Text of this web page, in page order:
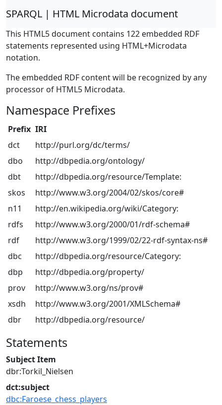
SPARQL | HTML Microdata document
This HTML5 document contains 122 embedded RDF
statements represented using HTML+Microdata
notation.
The embedded RDF content will be recognized by any
processor of HTML5 Microdata.
Namespace Prefixes
Prefix IRI
dct
http://purl.org/dc/terms/
dbo
http://dbpedia.org/ontology/
dbt
http://dbpedia.org/resource/Template:
skos
http://www.w3.org/2004/02/skos/core#
n11
http://en.wikipedia.org/wiki/Category:
rdfs
http://www.w3.org/2000/01/rdf-schema#
rdf
http://www.w3.org/1999/02/22-rdf-syntax-ns#
dbc
http://dbpedia.org/resource/Category:
dbp
http://dbpedia.org/property/
prov
http://www.w3.org/ns/prov#
xsdh
http://www.w3.org/2001/XMLSchema#
dbr
http://dbpedia.org/resource/
Statements
Subject Item
dbr:Torkil_Nielsen
dct:subject
dbc:Faroese_chess_players